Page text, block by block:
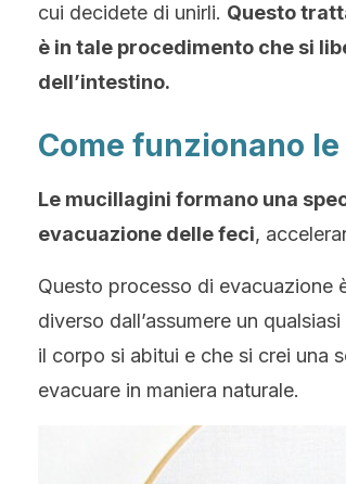
cui decidete di unirli. Questo
è in tale procedimento che si
dell’intestino.
Come funzionano
Le mucillagini formano una
evacuazione delle feci,
Questo processo di evacuazione
diverso dall’assumere un
il corpo si abitui e che si crei una
evacuare in maniera naturale.